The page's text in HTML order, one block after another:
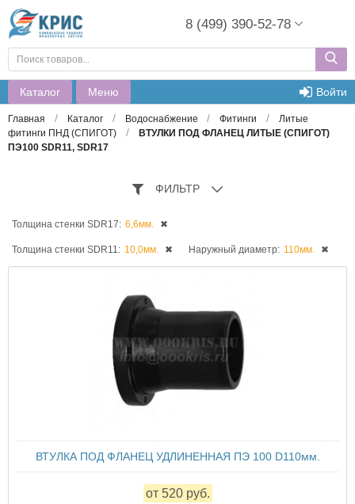
8 (499) 390-52-78
Каталог Меню Войти
Главная / Каталог / Водоснабжение / Фитинги /
Литые
фитинги ПНД (СПИГОТ)
/
ВТУЛКИ ПОД ФЛАНЕЦ ЛИТЫЕ (СПИГОТ)
ПЭ100 SDR11, SDR17
ФИЛЬТР
Толщина стенки SDR17: 6,6мм. ✖
Толщина стенки SDR11: 10,0мм. ✖ Наружный диаметр: 110мм. ✖
ВТУЛКА ПОД ФЛАНЕЦ УДЛИНЕННАЯ ПЭ 100 D110мм.
от 520 руб.